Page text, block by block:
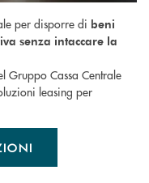
per disporre di beni
senza intaccare la
Gruppo Cassa Centrale
leasing per